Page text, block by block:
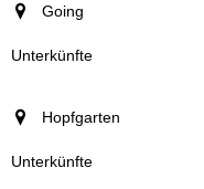
Going
Hopfgarten